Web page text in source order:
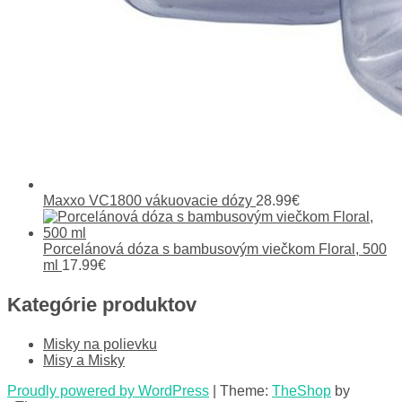
Maxxo VC1800 vákuovacie dózy 28.99€
Porcelánová dóza s bambusovým viečkom Floral, 500
ml 17.99€
Kategórie produktov
Misky na polievku
Misy a Misky
Proudly powered by WordPress
Theme: TheShop by